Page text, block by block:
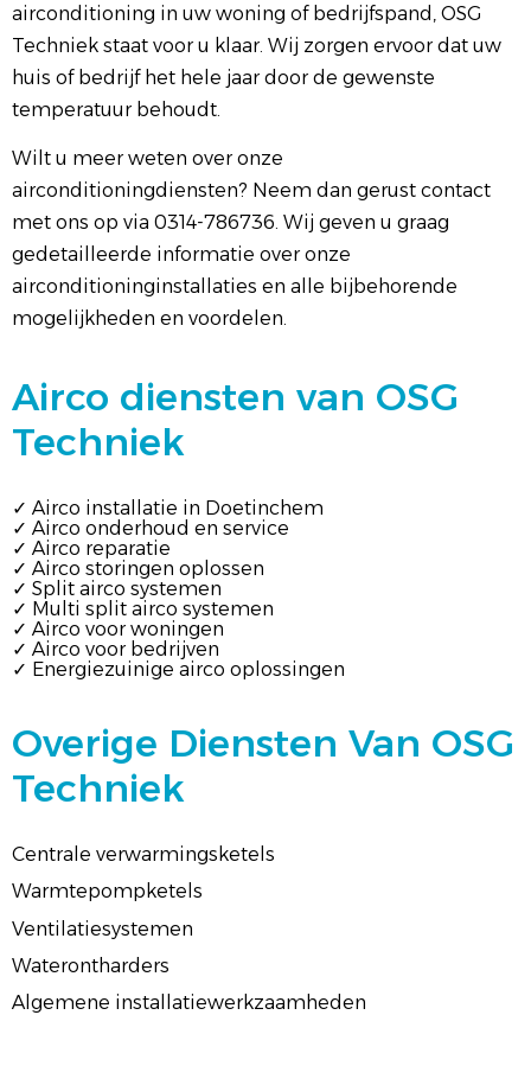
airconditioning in uw woning of bedrijfspand, OSG
Techniek staat voor u klaar. Wij zorgen ervoor dat uw
huis of bedrijf het hele jaar door de gewenste
temperatuur behoudt.
Wilt u meer weten over onze
airconditioningdiensten? Neem dan gerust contact
met ons op via 0314-786736. Wij geven u graag
gedetailleerde informatie over onze
airconditioninginstallaties en alle bijbehorende
mogelijkheden en voordelen.
Airco diensten van OSG
Techniek
✓ Airco installatie in Doetinchem
✓ Airco onderhoud en service
✓ Airco reparatie
✓ Airco storingen oplossen
✓ Split airco systemen
✓ Multi split airco systemen
✓ Airco voor woningen
✓ Airco voor bedrijven
✓ Energiezuinige airco oplossingen
Overige Diensten Van OSG
Techniek
Centrale verwarmingsketels
Warmtepompketels
Ventilatiesystemen
Waterontharders
Algemene installatiewerkzaamheden